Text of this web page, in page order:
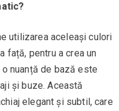
utilizarea aceleași culori
față, pentru a crea un
nuanță de bază este
și buze. Această
elegant și subtil, care